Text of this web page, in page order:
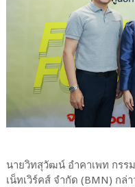
นายวิทสุวัฒน์ อำคาเพท กรร
เน็ทเวิร์คส์ จำกัด (BMN) กล่